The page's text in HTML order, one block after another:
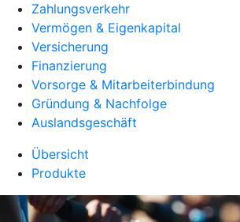
Zahlungsverkehr
Vermögen & Eigenkapital
Versicherung
Finanzierung
Vorsorge & Mitarbeiterbindung
Gründung & Nachfolge
Auslandsgeschäft
Übersicht
Produkte